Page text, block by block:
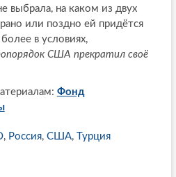
выбрала, на каком из двух
рано или поздно ей придётся
в условиях,
США прекратил своё
Фонд
, Россия, США, Турция